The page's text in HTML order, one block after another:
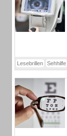
Lesebrillen Sehhilfe